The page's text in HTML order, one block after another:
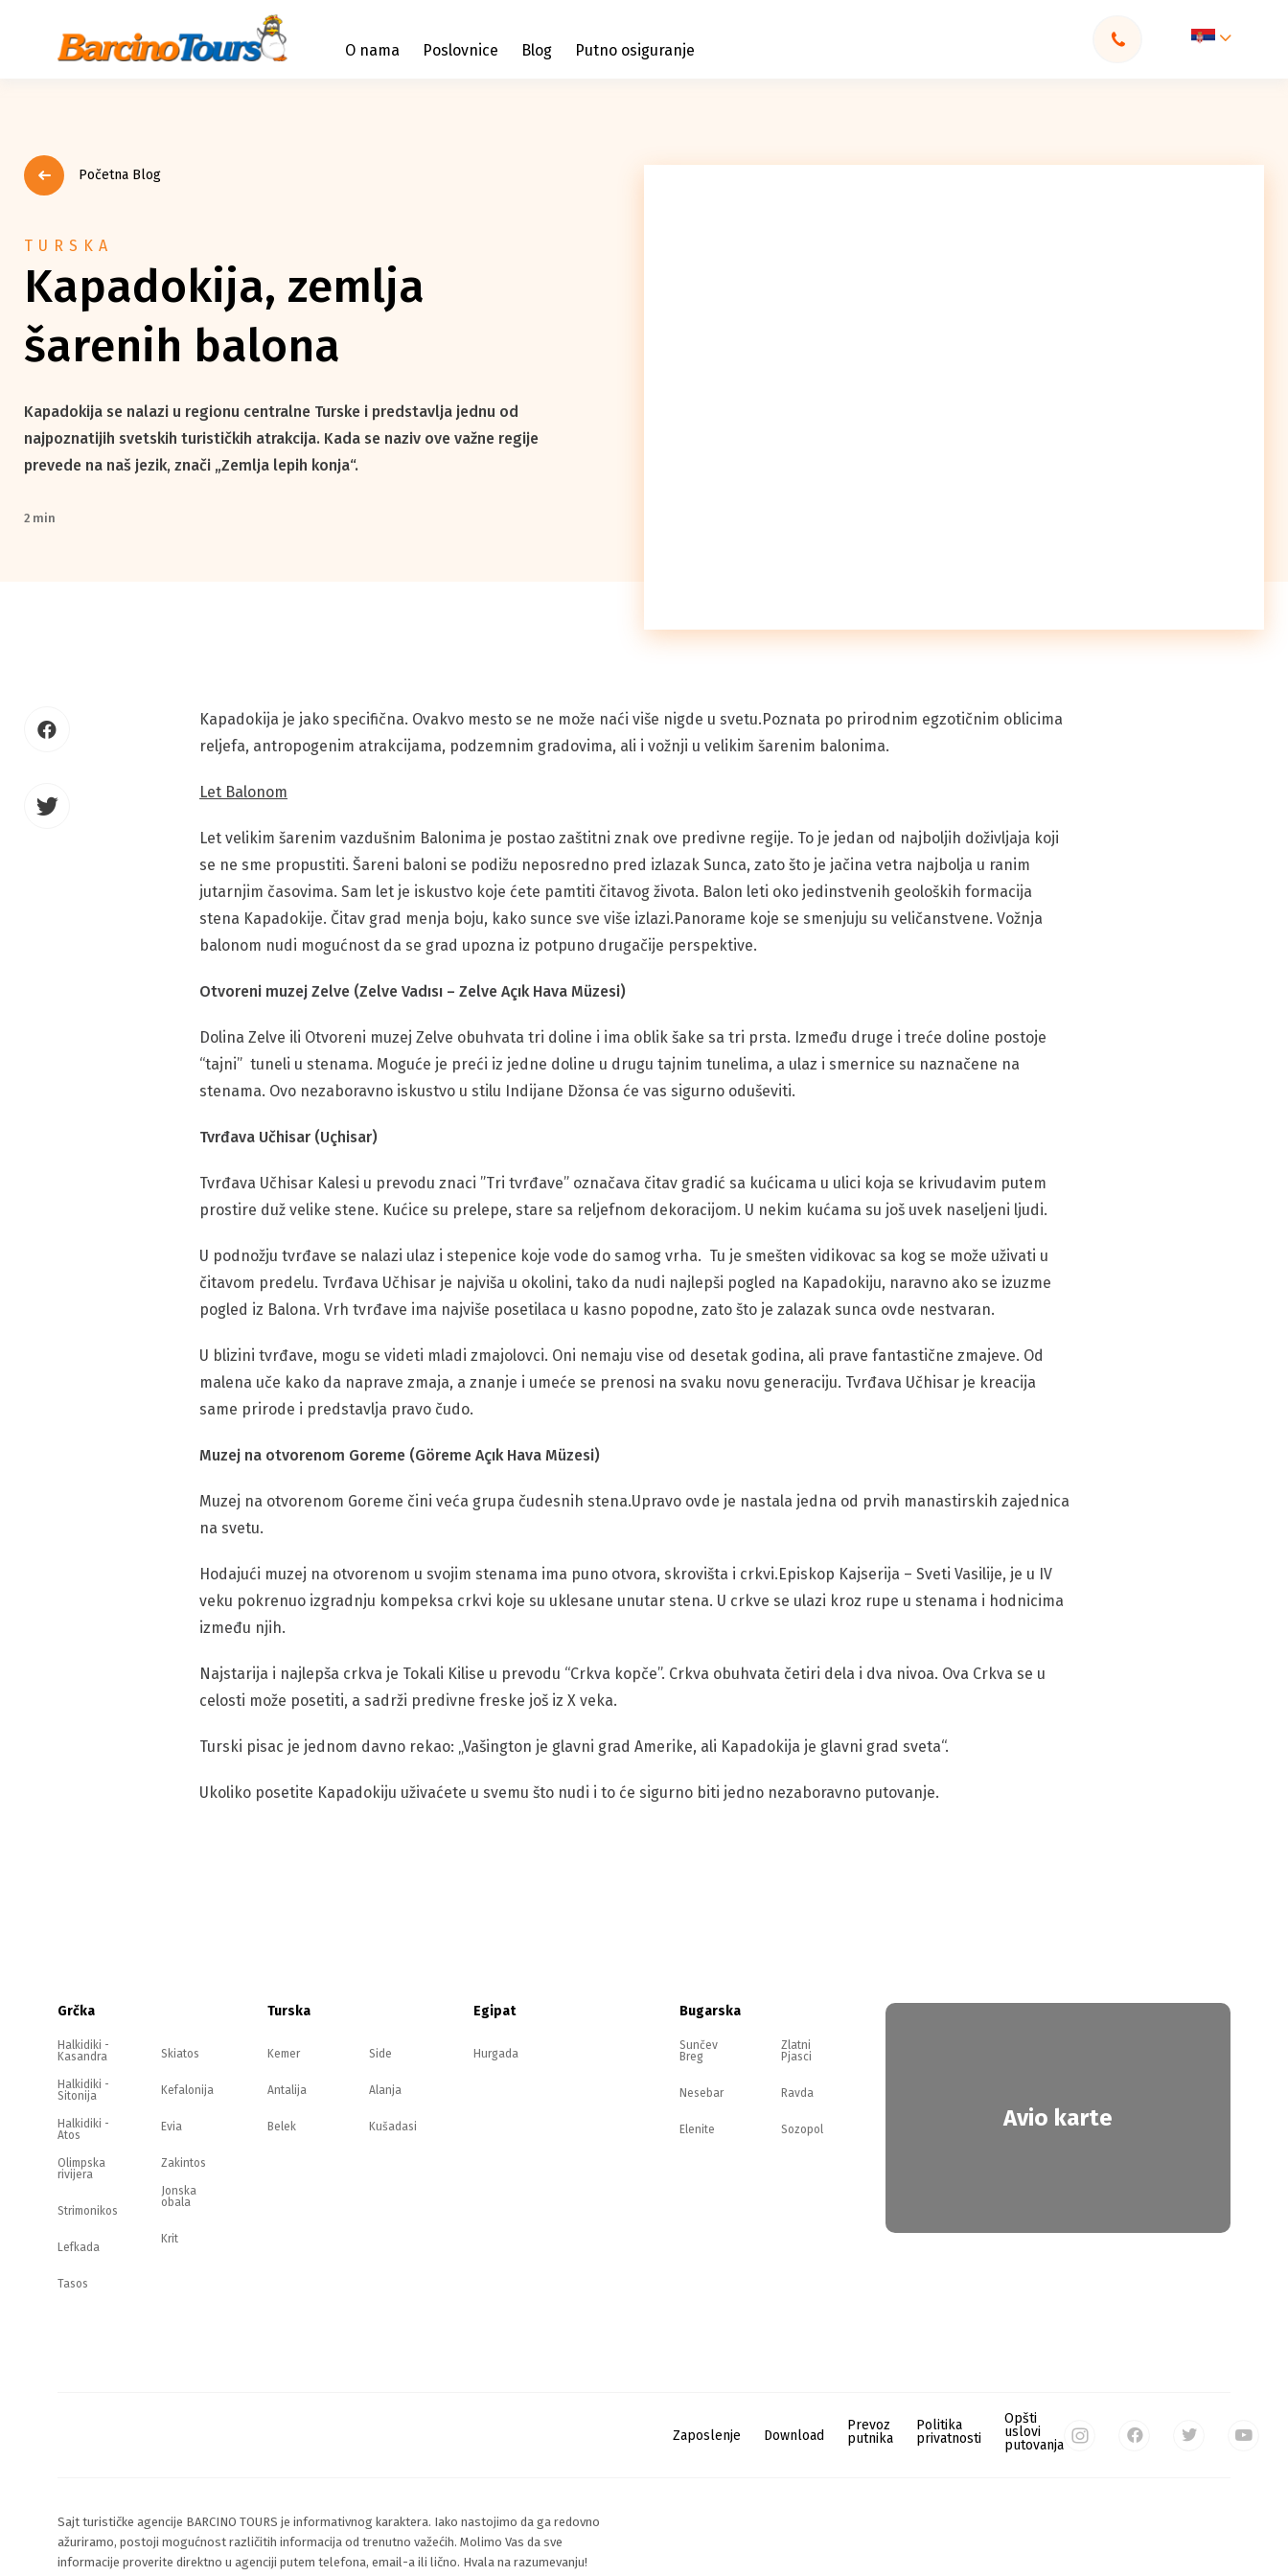
O nama Poslovnice Blog Putno osiguranje
Početna Blog
TURSKA
Kapadokija, zemlja
šarenih balona
Kapadokija se nalazi u regionu centralne Turske i predstavlja jednu od
najpoznatijih svetskih turističkih atrakcija. Kada se naziv ove važne regije
prevede na naš jezik, znači „Zemlja lepih konja“.
2 min
Kapadokija je jako specifična. Ovakvo mesto se ne može naći više nigde u svetu.Poznata po prirodnim egzotičnim oblicima
reljefa, antropogenim atrakcijama, podzemnim gradovima, ali i vožnji u velikim šarenim balonima.
Let Balonom
Let velikim šarenim vazdušnim Balonima je postao zaštitni znak ove predivne regije. To je jedan od najboljih doživljaja koji
se ne sme propustiti. Šareni baloni se podižu neposredno pred izlazak Sunca, zato što je jačina vetra najbolja u ranim
jutarnjim časovima. Sam let je iskustvo koje ćete pamtiti čitavog života. Balon leti oko jedinstvenih geoloških formacija
stena Kapadokije. Čitav grad menja boju, kako sunce sve više izlazi.Panorame koje se smenjuju su veličanstvene. Vožnja
balonom nudi mogućnost da se grad upozna iz potpuno drugačije perspektive.
Otvoreni muzej Zelve (Zelve Vadısı – Zelve Açık Hava Müzesi)
Dolina Zelve ili Otvoreni muzej Zelve obuhvata tri doline i ima oblik šake sa tri prsta. Između druge i treće doline postoje
“tajni” tuneli u stenama. Moguće je preći iz jedne doline u drugu tajnim tunelima, a ulaz i smernice su naznačene na
stenama. Ovo nezaboravno iskustvo u stilu Indijane Džonsa će vas sigurno oduševiti.
Tvrđava Učhisar (Uçhisar)
Tvrđava Učhisar Kalesi u prevodu znaci ”Tri tvrđave” označava čitav gradić sa kućicama u ulici koja se krivudavim putem
prostire duž velike stene. Kućice su prelepe, stare sa reljefnom dekoracijom. U nekim kućama su još uvek naseljeni ljudi.
U podnožju tvrđave se nalazi ulaz i stepenice koje vode do samog vrha. Tu je smešten vidikovac sa kog se može uživati u
čitavom predelu. Tvrđava Učhisar je najviša u okolini, tako da nudi najlepši pogled na Kapadokiju, naravno ako se izuzme
pogled iz Balona. Vrh tvrđave ima najviše posetilaca u kasno popodne, zato što je zalazak sunca ovde nestvaran.
U blizini tvrđave, mogu se videti mladi zmajolovci. Oni nemaju vise od desetak godina, ali prave fantastične zmajeve. Od
malena uče kako da naprave zmaja, a znanje i umeće se prenosi na svaku novu generaciju. Tvrđava Učhisar je kreacija
same prirode i predstavlja pravo čudo.
Muzej na otvorenom Goreme (Göreme Açık Hava Müzesi)
Muzej na otvorenom Goreme čini veća grupa čudesnih stena.Upravo ovde je nastala jedna od prvih manastirskih zajednica
na svetu.
Hodajući muzej na otvorenom u svojim stenama ima puno otvora, skrovišta i crkvi.Episkop Kajserija – Sveti Vasilije, je u IV
veku pokrenuo izgradnju kompeksa crkvi koje su uklesane unutar stena. U crkve se ulazi kroz rupe u stenama i hodnicima
između njih.
Najstarija i najlepša crkva je Tokali Kilise u prevodu “Crkva kopče”. Crkva obuhvata četiri dela i dva nivoa. Ova Crkva se u
celosti može posetiti, a sadrži predivne freske još iz X veka.
Turski pisac je jednom davno rekao: „Vašington je glavni grad Amerike, ali Kapadokija je glavni grad sveta“.
Ukoliko posetite Kapadokiju uživaćete u svemu što nudi i to će sigurno biti jedno nezaboravno putovanje.
Grčka
Halkidiki -
Kasandra
Halkidiki -
Sitonija
Halkidiki -
Atos
Olimpska
rivijera
Strimonikos
Lefkada
Tasos
Skiatos
Kefalonija
Evia
Zakintos
Jonska
obala
Krit
Turska
Kemer
Antalija
Belek
Side
Alanja
Kušadasi
Egipat
Hurgada
Bugarska
Sunčev
Breg
Nesebar
Elenite
Zlatni
Pjasci
Ravda
Sozopol Avio karte
Zaposlenje Download
Prevoz
putnika
Politika
privatnosti
Opšti
uslovi
putovanja
Sajt turističke agencije BARCINO TOURS je informativnog karaktera. Iako nastojimo da ga redovno
ažuriramo, postoji mogućnost različitih informacija od trenutno važećih. Molimo Vas da sve
informacije proverite direktno u agenciji putem telefona, email-a ili lično. Hvala na razumevanju!